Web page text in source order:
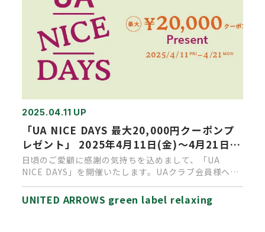
2025.04.11 UP
「UA NICE DAYS 最大20,000円クーポンプ
レゼント」 2025年4月11日(金)～4月21日
(月)開催
日頃のご愛顧に感謝の気持ちを込めまして、「UA
NICE DAYS」を開催いたします。UAクラブ会員様へ、
期間中の累計お…
UNITED ARROWS green label relaxing